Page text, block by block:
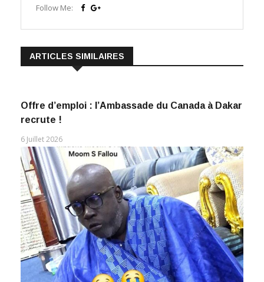
Follow Me:
ARTICLES SIMILAIRES
Offre d’emploi : l’Ambassade du Canada à Dakar
recrute !
6 Juillet 2026